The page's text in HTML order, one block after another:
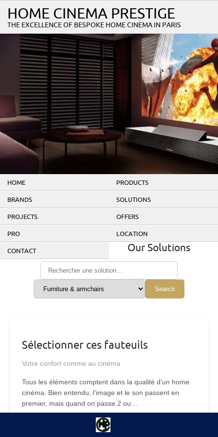
HOME CINEMA PRESTIGE
THE EXCELLENCE OF BESPOKE HOME CINEMA IN PARIS
HOME PRODUCTS
BRANDS SOLUTIONS
PROJECTS OFFERS
PRO LOCATION
CONTACT Our Solutions
Search
Sélectionner ces fauteuils
Votre confort comme au cinéma
Tous les éléments comptent dans la qualité d’un home
cinéma. Bien entendu, l’image et le son passent en
premier, mais quand on passe 2 ou…